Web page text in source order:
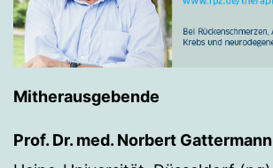
Mitherausgebende
Prof. Dr. med. Norbert Gattermann